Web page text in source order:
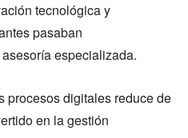
tecnológica y
pasaban
especializada.
procesos digitales reduce de
en la gestión